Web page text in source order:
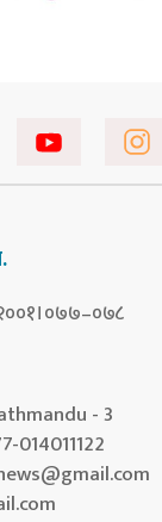
- 3
014011122